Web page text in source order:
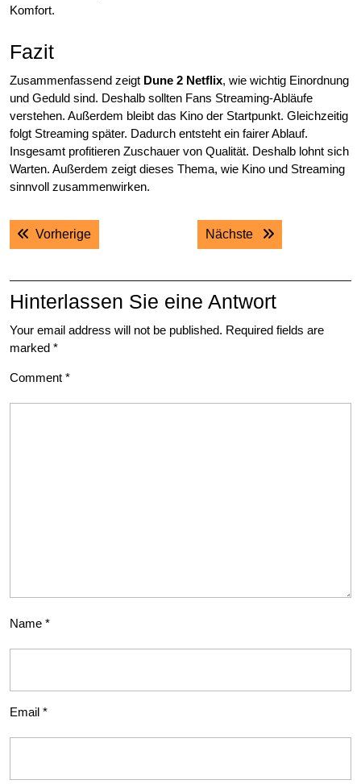
Komfort.
Fazit
Zusammenfassend zeigt Dune 2 Netflix, wie wichtig Einordnung
und Geduld sind. Deshalb sollten Fans Streaming-Abläufe
verstehen. Außerdem bleibt das Kino der Startpunkt. Gleichzeitig
folgt Streaming später. Dadurch entsteht ein fairer Ablauf.
Insgesamt profitieren Zuschauer von Qualität. Deshalb lohnt sich
Warten. Außerdem zeigt dieses Thema, wie Kino und Streaming
sinnvoll zusammenwirken.
Post
navigation
VorherigePrevious post: Nächste Next post:
Hinterlassen Sie eine Antwort
Your email address will not be published. Required fields are
marked *
Comment *
Name *
Email *